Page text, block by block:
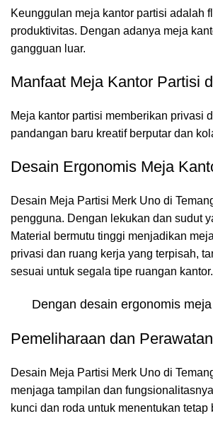
Keunggulan meja kantor partisi adalah
produktivitas. Dengan adanya meja
gangguan luar.
Manfaat Meja Kantor Partisi
Meja kantor partisi memberikan privasi
pandangan baru kreatif berputar dan
Desain Ergonomis Meja
Desain Meja Partisi Merk Uno di
pengguna. Dengan lekukan dan sudut
Material bermutu tinggi menjadikan
privasi dan ruang kerja yang terpisah,
sesuai untuk segala tipe ruangan kantor.
Dengan desain ergonomis
Pemeliharaan dan Perawatan
Desain Meja Partisi Merk Uno di
menjaga tampilan dan
kunci dan roda untuk menentukan